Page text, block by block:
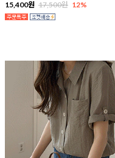
15,400원 17,500원 12%